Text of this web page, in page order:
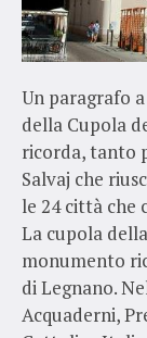
Un paragrafo
della Cupola
ricorda, tanto
Salvaj che
le 24 città che
La cupola
monumento
di Legnano.
Acquaderni,